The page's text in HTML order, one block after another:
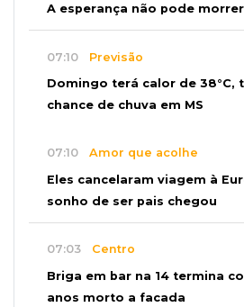
A esperança não pode morrer
07:10 Previsão
Domingo terá calor de 38°C,
chance de chuva em MS
07:10 Amor que acolhe
Eles cancelaram viagem à
sonho de ser pais chegou
07:03 Centro
Briga em bar na 14 termina
anos morto a facada